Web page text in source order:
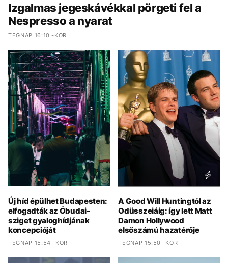
Izgalmas jegeskávékkal pörgeti fel a
Nespresso a nyarat
TEGNAP 16:10 -KOR
Új híd épülhet Budapesten:
elfogadták az Óbudai-
sziget gyaloghídjának
koncepcióját
TEGNAP 15:54 -KOR
A Good Will Huntingtól az
Odüsszeiáig: így lett Matt
Damon Hollywood
elsőszámú hazatérője
TEGNAP 15:50 -KOR